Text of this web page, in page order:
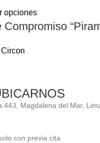
opciones
443, Magdalena del Mar,
con previa cita